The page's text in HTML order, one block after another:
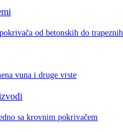
od betonskih do trapeznih
vuna i druge vrste
sa krovnim pokrivačem